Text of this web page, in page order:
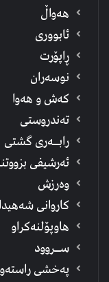
هەواڵ
ئابووری
ڕاپۆرت
نوسەران
كەش و هەوا
تەندروستی
رابــه‌ری گشتی
ئەرشیفى
وەرزش
كاروانی
هاوپۆلنەكراو
ســروود
په‌خشی